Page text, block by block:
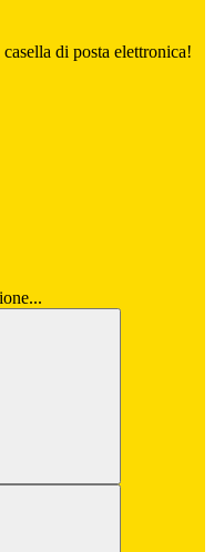
di posta elettronica!